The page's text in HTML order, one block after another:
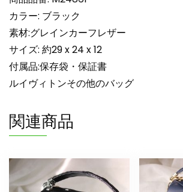
イ
プ
ハ
ン
ド
バ
シ
ョ
ダ
ー
カラー: ブラック
素材:グレインカーフレザー
サイズ: 約29 x 24 x 12
付属品:保存袋・保証書
ルイヴィトンその他のバッグ
関連商品